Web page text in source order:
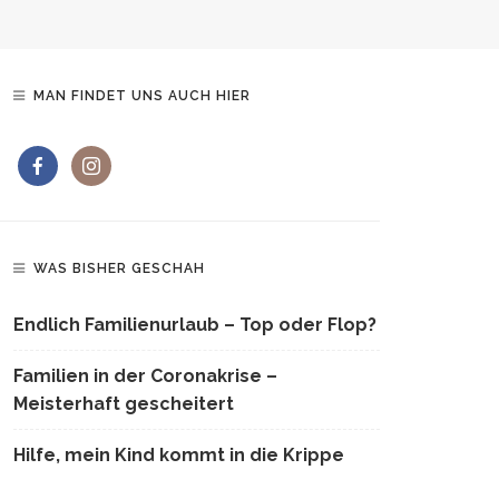
MAN FINDET UNS AUCH HIER
WAS BISHER GESCHAH
Endlich Familienurlaub – Top oder Flop?
Familien in der Coronakrise –
Meisterhaft gescheitert
Hilfe, mein Kind kommt in die Krippe